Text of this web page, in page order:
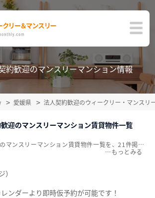
約歓迎のマンスリーマンション情報
愛媛県 法人契約歓迎のウィークリー・マンスリ
迎のマンスリーマンション賃貸物件一覧
ンダーより即時仮予約が可能です！
愛媛県/法人契約歓迎のマンスリーマンション賃貸物件一覧を、21件掲載中。敷金・礼金無料、家具・家電付をご紹介。こだわり条件での絞込みも簡単！
…